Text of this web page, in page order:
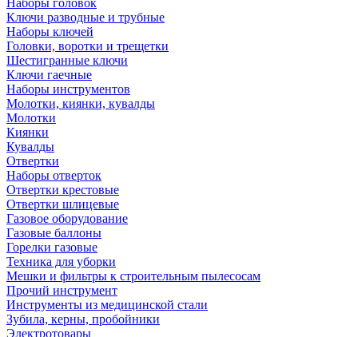
Наборы головок
Ключи разводные и трубные
Наборы ключей
Головки, воротки и трещетки
Шестигранные ключи
Ключи гаечные
Наборы инструментов
Молотки, киянки, кувалды
Молотки
Киянки
Кувалды
Отвертки
Наборы отверток
Отвертки крестовые
Отвертки шлицевые
Газовое оборудование
Газовые баллоны
Горелки газовые
Техника для уборки
Мешки и фильтры к строительным пылесосам
Прочий инструмент
Инструменты из медицинской стали
Зубила, керны, пробойники
Электротовары